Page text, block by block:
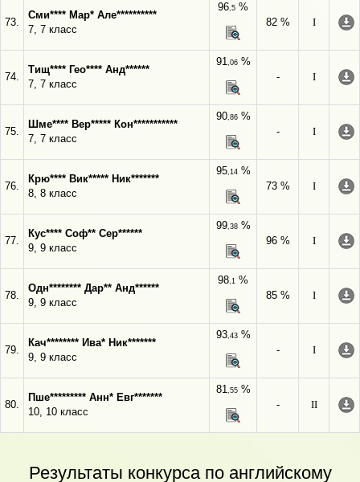
73.
Сми**** Мар* Але**********
7, 7 класс
96,5 %
82 %
I
74.
Тищ**** Гео**** Анд******
7, 7 класс
91,06%
-
I
75.
Шме**** Вер***** Кон***********
7, 7 класс
90,86%
-
I
76.
Крю**** Вик***** Ник*******
8, 8 класс
95,14%
73 %
I
77.
Кус**** Соф** Сер******
9, 9 класс
99,38%
96 %
I
78.
Одн******** Дар** Анд******
9, 9 класс
98,1 %
85 %
I
79.
Кач******** Ива* Ник*******
9, 9 класс
93,43%
-
I
80.
Пше********* Анн* Евг*******
10, 10 класс
81,55%
-
II
Результаты конкурса по английскому